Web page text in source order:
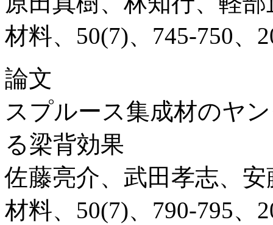
材料、50(7)、745-750、
論文
スプルース集成材のヤ
る梁背効果
佐藤亮介、武田孝志、安
材料、50(7)、790‐795、